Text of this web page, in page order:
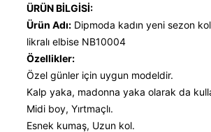
ÜRÜN BİLGİSİ:
Ürün Adı: Dipmoda kadın yeni sezon
likralı elbise NB10004
Özellikler:
Özel günler için uygun modeldir.
Kalp yaka, madonna yaka olarak da
Midi boy, Yırtmaçlı.
Esnek kumaş, Uzun kol.